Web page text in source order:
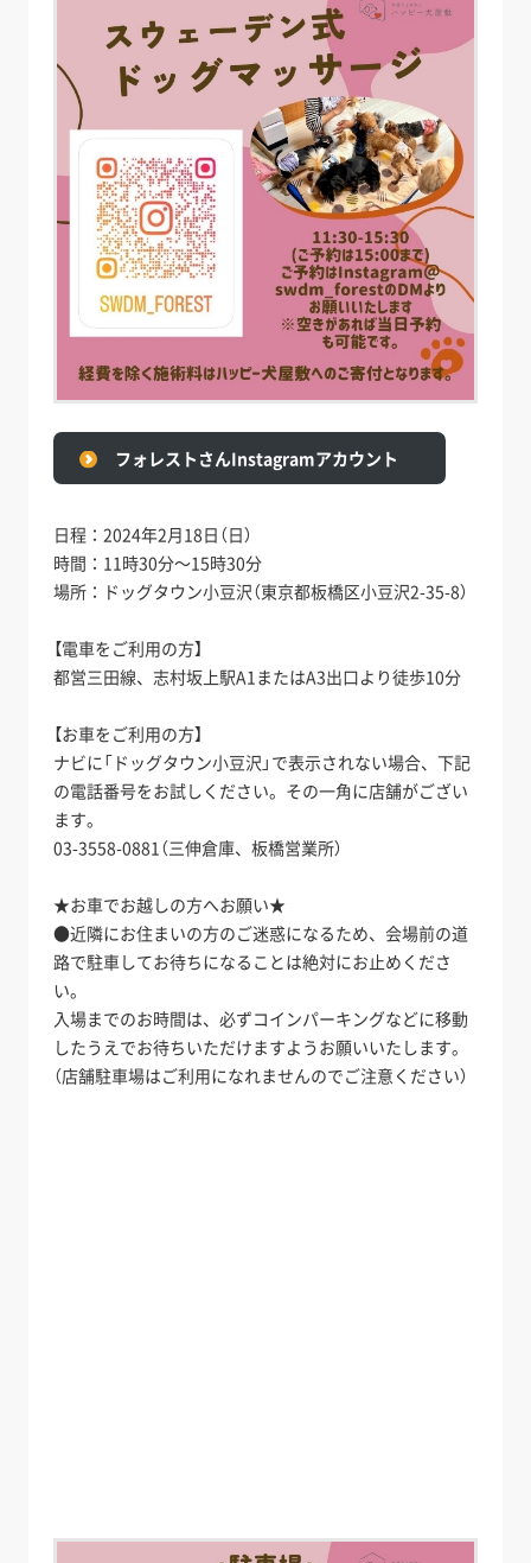
フォレストさんInstagramアカウント
日程：2024年2月18日（日）
時間：11時30分～15時30分
場所：ドッグタウン小豆沢（東京都板橋区小豆沢2-35-8）
【電車をご利用の方】
都営三田線、志村坂上駅A1またはA3出口より徒歩10分
【お車をご利用の方】
ナビに「ドッグタウン小豆沢」で表示されない場合、下記
の電話番号をお試しください。その一角に店舗がござい
ます。
03-3558-0881（三伸倉庫、板橋営業所）
★お車でお越しの方へお願い★
●近隣にお住まいの方のご迷惑になるため、会場前の道
路で駐車してお待ちになることは絶対にお止めくださ
い。
入場までのお時間は、必ずコインパーキングなどに移動
したうえでお待ちいただけますようお願いいたします。
（店舗駐車場はご利用になれませんのでご注意ください）